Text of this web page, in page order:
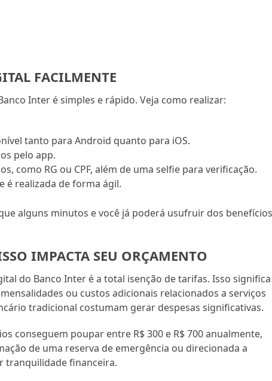
FACILMENTE
Inter é simples e rápido. Veja como realizar:
tanto para Android quanto para iOS.
pelo app.
como RG ou CPF, além de uma selfie para verificação.
é realizada de forma ágil.
alguns minutos e você já poderá usufruir dos
IMPACTA SEU ORÇAMENTO
do Banco Inter é a total isenção de tarifas. Isso significa
ou custos adicionais relacionados a serviços
tradicional costumam gerar despesas significativas.
conseguem poupar entre R$ 300 e R$ 700 anualmente,
de uma reserva de emergência ou direcionada a
tranquilidade financeira.